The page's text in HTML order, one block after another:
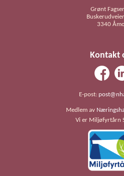
Grønt
3340
Kontakt
E-post:
Medlem av
Vi er Miljøfyrtårn